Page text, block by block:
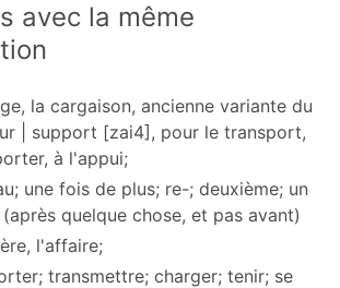
avec la même
la cargaison, ancienne variante du
| support [zai4], pour le transport,
à l'appui;
une fois de plus; re-; deuxième; un
quelque chose, et pas avant)
l'affaire;
transmettre; charger; tenir; se